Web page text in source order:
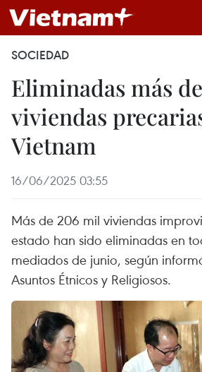
SOCIEDAD
Eliminadas más
viviendas
Vietnam
16/06/2025 03:55
Más de 206 mil viviendas
estado han sido eliminadas en
mediados de junio, según
Asuntos Étnicos y Religiosos.